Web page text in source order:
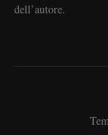
dell’autore.